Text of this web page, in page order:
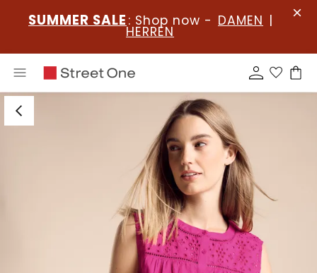
SUMMER SALE : Shop now - DAMEN |
HERREN